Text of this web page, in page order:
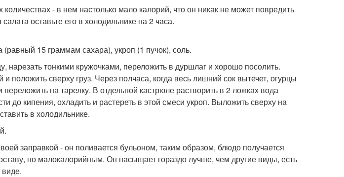
- в нем настолько мало калорий, что он никак не может повредить
оставьте его в холодильнике на 2 часа.
15 граммам сахара), укроп (1 пучок), соль.
нарезать тонкими кружочками, переложить в дуршлаг и хорошо посолить.
положить сверху груз. Через полчаса, когда весь лишний сок вытечет, огурцы
на тарелку. В отдельной кастрюле растворить в 2 ложках вода
до кипения, охладить и растереть в этой смеси укроп. Выложить сверху на
в холодильнике.
заправкой - он поливается бульоном, таким образом, блюдо получается
но малокалорийным. Он насыщает гораздо лучше, чем другие виды, есть